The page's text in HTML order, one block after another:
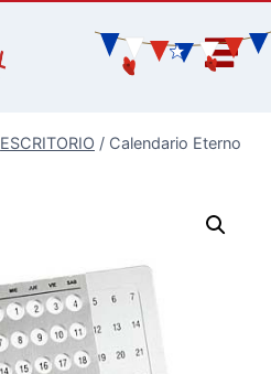
ESCRITORIO / Calendario Eterno